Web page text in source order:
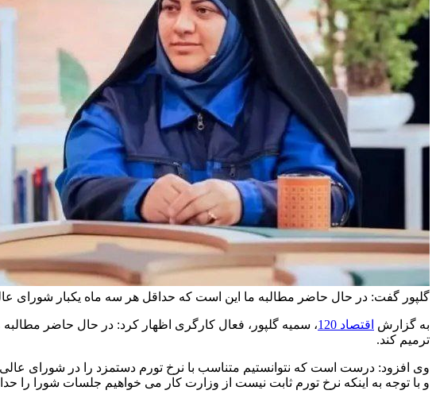
گلپور گفت: در حال حاضر مطالبه ما این است که حداقل هر سه ماه یکبار شورای
به گزارش اقتصاد 120
، سمیه گلپور، فعال کارگری اظهار کرد: در حال حاضر
ترمیم کند.
وی افزود: درست است که نتوانستیم متناسب با نرخ تورم دستمزد را در شورای
و با توجه به اینکه نرخ تورم ثابت نیست از وزارت کار می خواهیم جلسات شورا را